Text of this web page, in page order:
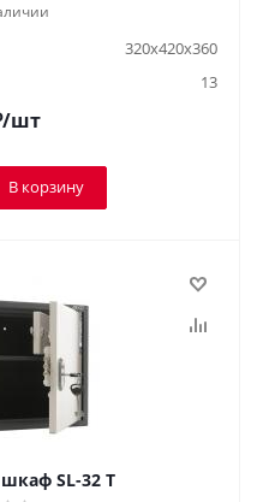
320х420х360
13
/шт
В корзину
SL-32 Т